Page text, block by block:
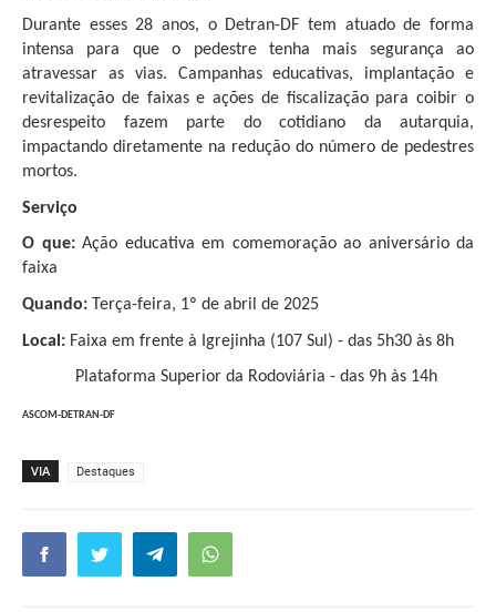
Durante esses 28 anos, o Detran-DF tem atuado de forma
intensa para que o pedestre tenha mais segurança ao
atravessar as vias. Campanhas educativas, implantação e
revitalização de faixas e ações de fiscalização para coibir o
desrespeito fazem parte do cotidiano da autarquia,
impactando diretamente na redução do número de pedestres
mortos.
Serviço
O que:Ação educativa em comemoração ao aniversário da
faixa
Quando: Terça-feira, 1º de abril de 2025
Local: Faixa em frente à Igrejinha (107 Sul) - das 5h30 às 8h
Plataforma Superior da Rodoviária - das 9h às 14h
ASCOM-DETRAN-DF
VIA Destaques